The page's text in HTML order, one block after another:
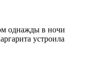
однажды в ночи
устроила